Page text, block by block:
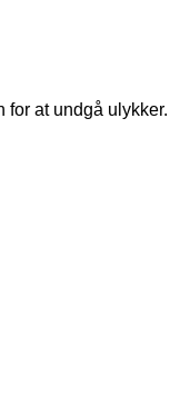
for at undgå ulykker.